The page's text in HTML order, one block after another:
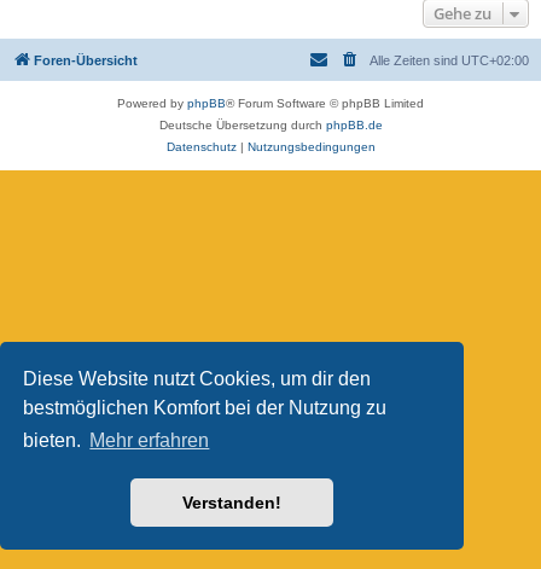
Diese Website nutzt Cookies, um dir den
bestmöglichen Komfort bei der Nutzung zu
bieten. Mehr erfahren
Verstanden!
Gehe zu
Foren-Übersicht Alle Zeiten sind UTC+02:00
Powered by phpBB® Forum Software © phpBB Limited
Deutsche Übersetzung durch phpBB.de
Datenschutz| Nutzungsbedingungen